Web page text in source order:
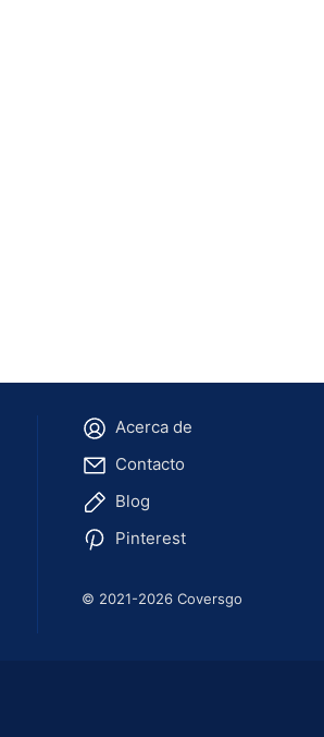
Acerca de
Contacto
Blog
Pinterest
© 2021-2026 Coversgo